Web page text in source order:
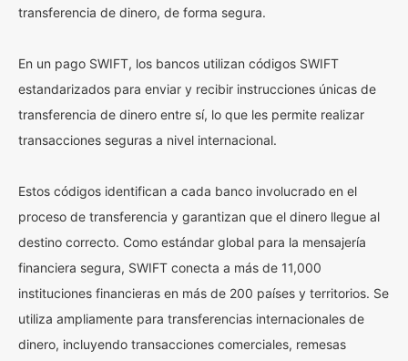
transferencia de dinero, de forma segura.
En un pago SWIFT, los bancos utilizan códigos SWIFT
estandarizados para enviar y recibir instrucciones únicas de
transferencia de dinero entre sí, lo que les permite realizar
transacciones seguras a nivel internacional.
Estos códigos identifican a cada banco involucrado en el
proceso de transferencia y garantizan que el dinero llegue al
destino correcto. Como estándar global para la mensajería
financiera segura, SWIFT conecta a más de 11,000
instituciones financieras en más de 200 países y territorios. Se
utiliza ampliamente para transferencias internacionales de
dinero, incluyendo transacciones comerciales, remesas